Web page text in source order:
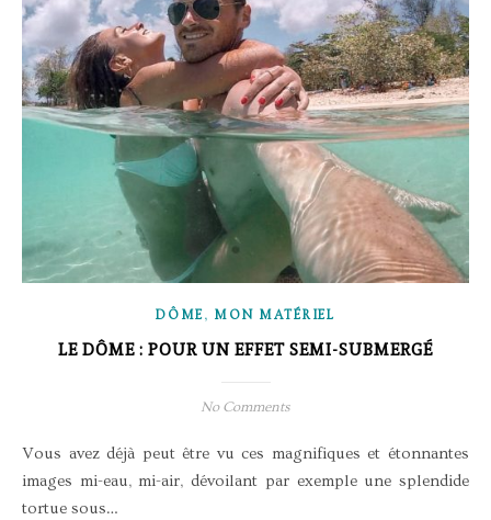
DÔME, MON MATÉRIEL
LE DÔME : POUR UN EFFET SEMI-SUBMERGÉ
No Comments
Vous avez déjà peut être vu ces magnifiques et étonnantes
images mi-eau, mi-air, dévoilant par exemple une splendide
tortue sous…